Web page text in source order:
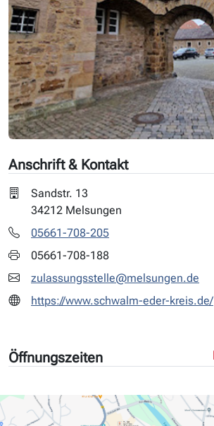
Anschrift & Kontakt
Sandstr. 13
34212 Melsungen
05661-708-205
05661-708-188
zulassungsstelle@melsungen.de
https://www.schwalm-eder-kreis.de/
Öffnungszeiten